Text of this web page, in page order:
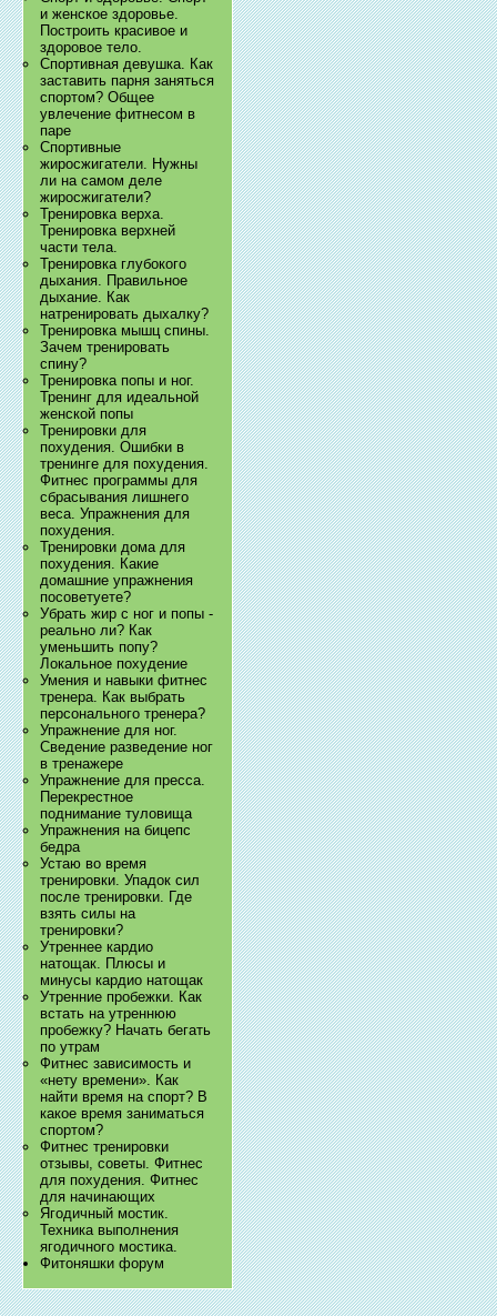
и женское здоровье.
Построить красивое и
здоровое тело.
Спортивная девушка. Как
заставить парня заняться
спортом? Общее
увлечение фитнесом в
паре
Спортивные
жиросжигатели. Нужны
ли на самом деле
жиросжигатели?
Тренировка верха.
Тренировка верхней
части тела.
Тренировка глубокого
дыхания. Правильное
дыхание. Как
натренировать дыхалку?
Тренировка мышц спины.
Зачем тренировать
спину?
Тренировка попы и ног.
Тренинг для идеальной
женской попы
Тренировки для
похудения. Ошибки в
тренинге для похудения.
Фитнес программы для
сбрасывания лишнего
веса. Упражнения для
похудения.
Тренировки дома для
похудения. Какие
домашние упражнения
посоветуете?
Убрать жир с ног и попы -
реально ли? Как
уменьшить попу?
Локальное похудение
Умения и навыки фитнес
тренера. Как выбрать
персонального тренера?
Упражнение для ног.
Сведение разведение ног
в тренажере
Упражнение для пресса.
Перекрестное
поднимание туловища
Упражнения на бицепс
бедра
Устаю во время
тренировки. Упадок сил
после тренировки. Где
взять силы на
тренировки?
Утреннее кардио
натощак. Плюсы и
минусы кардио натощак
Утренние пробежки. Как
встать на утреннюю
пробежку? Начать бегать
по утрам
Фитнес зависимость и
«нету времени». Как
найти время на спорт? В
какое время заниматься
спортом?
Фитнес тренировки
отзывы, советы. Фитнес
для похудения. Фитнес
для начинающих
Ягодичный мостик.
Техника выполнения
ягодичного мостика.
Фитоняшки форум